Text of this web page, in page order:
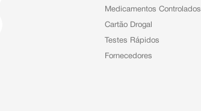
Medicamentos Controlados
Cartão Drogal
Testes Rápidos
Fornecedores